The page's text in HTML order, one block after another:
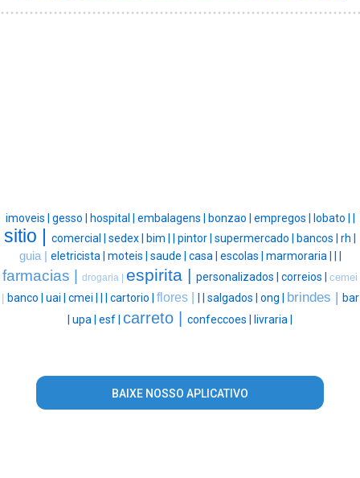
imoveis | gesso | hospital | embalagens | bonzao | empregos | lobato |
sitio | comercial | sedex | bim | pintor | supermercado | bancos | rh |
guia | eletricista | moteis | saude | casa | escolas | marmoraria |
farmacias | drogaria | espirita | personalizados | correios | cemei
banco | uai | cmei | cartorio | flores | salgados | ong | brindes | bar
upa | esf | carreto | confeccoes | livraria |
BAIXE NOSSO APLICATIVO